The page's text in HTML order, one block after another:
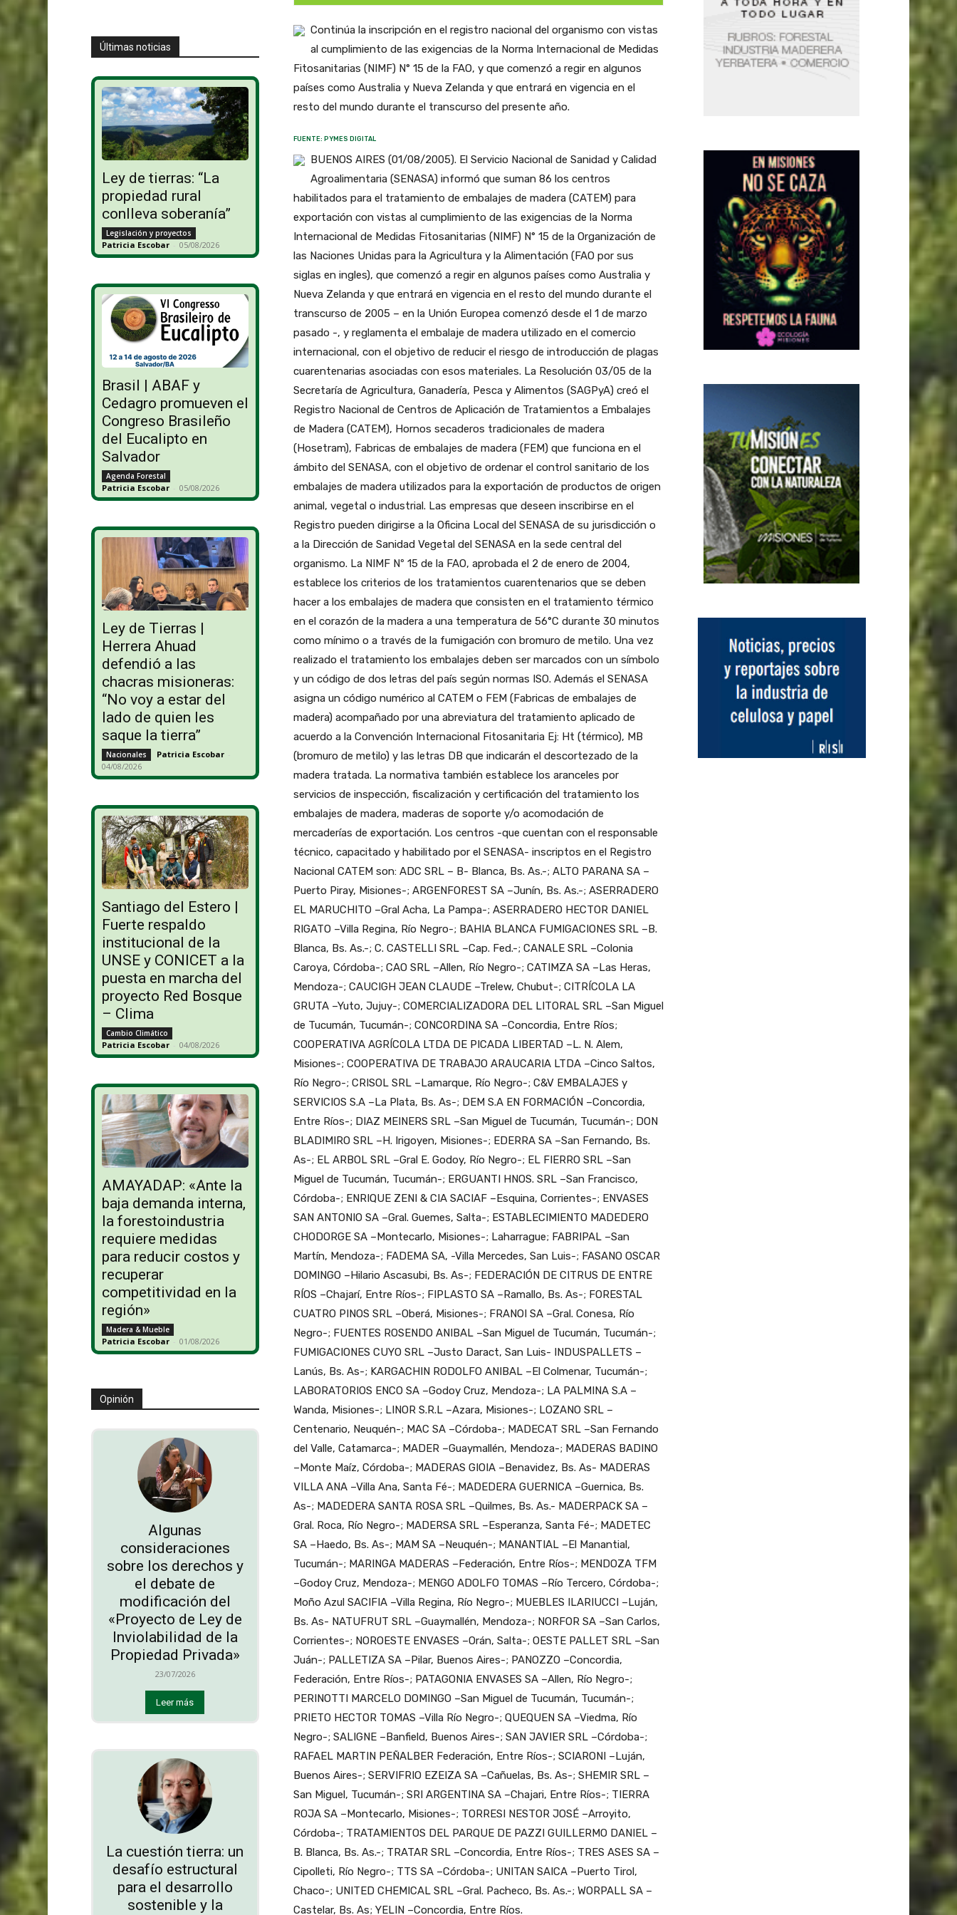
Últimas noticias
Ley de tierras: “La
propiedad rural
conlleva soberanía”
Legislación y proyectos
Patricia Escobar - 05/08/2026
Brasil | ABAF y
Cedagro promueven el
Congreso Brasileño
del Eucalipto en
Salvador
Agenda Forestal
Patricia Escobar - 05/08/2026
Ley de Tierras |
Herrera Ahuad
defendió a las
chacras misioneras:
“No voy a estar del
lado de quien les
saque la tierra”
Nacionales Patricia Escobar -
04/08/2026
Santiago del Estero |
Fuerte respaldo
institucional de la
UNSE y CONICET a la
puesta en marcha del
proyecto Red Bosque
– Clima
Cambio Climático
Patricia Escobar - 04/08/2026
AMAYADAP: «Ante la
baja demanda interna,
la forestoindustria
requiere medidas
para reducir costos y
recuperar
competitividad en la
región»
Madera & Mueble
Patricia Escobar - 01/08/2026
Opinión
Algunas
consideraciones
sobre los derechos y
el debate de
modificación del
«Proyecto de Ley de
Inviolabilidad de la
Propiedad Privada»
23/07/2026
Leer más
La cuestión tierra: un
desafío estructural
para el desarrollo
sostenible y la
Continúa la inscripción en el registro nacional del organismo con vistas
al cumplimiento de las exigencias de la Norma Internacional de Medidas
Fitosanitarias (NIMF) N° 15 de la FAO, y que comenzó a regir en algunos
países como Australia y Nueva Zelanda y que entrará en vigencia en el
resto del mundo durante el transcurso del presente año.
FUENTE: PYMES DIGITAL
BUENOS AIRES (01/08/2005). El Servicio Nacional de Sanidad y Calidad
Agroalimentaria (SENASA) informó que suman 86 los centros
habilitados para el tratamiento de embalajes de madera (CATEM) para
exportación con vistas al cumplimiento de las exigencias de la Norma
Internacional de Medidas Fitosanitarias (NIMF) N° 15 de la Organización de
las Naciones Unidas para la Agricultura y la Alimentación (FAO por sus
siglas en ingles), que comenzó a regir en algunos países como Australia y
Nueva Zelanda y que entrará en vigencia en el resto del mundo durante el
transcurso de 2005 – en la Unión Europea comenzó desde el 1 de marzo
pasado -, y reglamenta el embalaje de madera utilizado en el comercio
internacional, con el objetivo de reducir el riesgo de introducción de plagas
cuarentenarias asociadas con esos materiales. La Resolución 03/05 de la
Secretaría de Agricultura, Ganadería, Pesca y Alimentos (SAGPyA) creó el
Registro Nacional de Centros de Aplicación de Tratamientos a Embalajes
de Madera (CATEM), Hornos secaderos tradicionales de madera
(Hosetram), Fabricas de embalajes de madera (FEM) que funciona en el
ámbito del SENASA, con el objetivo de ordenar el control sanitario de los
embalajes de madera utilizados para la exportación de productos de origen
animal, vegetal o industrial. Las empresas que deseen inscribirse en el
Registro pueden dirigirse a la Oficina Local del SENASA de su jurisdicción o
a la Dirección de Sanidad Vegetal del SENASA en la sede central del
organismo. La NIMF Nº 15 de la FAO, aprobada el 2 de enero de 2004,
establece los criterios de los tratamientos cuarentenarios que se deben
hacer a los embalajes de madera que consisten en el tratamiento térmico
en el corazón de la madera a una temperatura de 56°C durante 30 minutos
como mínimo o a través de la fumigación con bromuro de metilo. Una vez
realizado el tratamiento los embalajes deben ser marcados con un símbolo
y un código de dos letras del país según normas ISO. Además el SENASA
asigna un código numérico al CATEM o FEM (Fabricas de embalajes de
madera) acompañado por una abreviatura del tratamiento aplicado de
acuerdo a la Convención Internacional Fitosanitaria Ej: Ht (térmico), MB
(bromuro de metilo) y las letras DB que indicarán el descortezado de la
madera tratada. La normativa también establece los aranceles por
servicios de inspección, fiscalización y certificación del tratamiento los
embalajes de madera, maderas de soporte y/o acomodación de
mercaderías de exportación. Los centros -que cuentan con el responsable
técnico, capacitado y habilitado por el SENASA- inscriptos en el Registro
Nacional CATEM son: ADC SRL – B- Blanca, Bs. As.-; ALTO PARANA SA –
Puerto Piray, Misiones-; ARGENFOREST SA –Junín, Bs. As.-; ASERRADERO
EL MARUCHITO –Gral Acha, La Pampa-; ASERRADERO HECTOR DANIEL
RIGATO –Villa Regina, Río Negro-; BAHIA BLANCA FUMIGACIONES SRL –B.
Blanca, Bs. As.-; C. CASTELLI SRL –Cap. Fed.-; CANALE SRL –Colonia
Caroya, Córdoba-; CAO SRL –Allen, Río Negro-; CATIMZA SA –Las Heras,
Mendoza-; CAUCIGH JEAN CLAUDE –Trelew, Chubut-; CITRÍCOLA LA
GRUTA –Yuto, Jujuy-; COMERCIALIZADORA DEL LITORAL SRL –San Miguel
de Tucumán, Tucumán-; CONCORDINA SA –Concordia, Entre Ríos;
COOPERATIVA AGRÍCOLA LTDA DE PICADA LIBERTAD –L. N. Alem,
Misiones-; COOPERATIVA DE TRABAJO ARAUCARIA LTDA –Cinco Saltos,
Río Negro-; CRISOL SRL –Lamarque, Río Negro-; C&V EMBALAJES y
SERVICIOS S.A –La Plata, Bs. As-; DEM S.A EN FORMACIÓN –Concordia,
Entre Ríos-; DIAZ MEINERS SRL –San Miguel de Tucumán, Tucumán-; DON
BLADIMIRO SRL –H. Irigoyen, Misiones-; EDERRA SA –San Fernando, Bs.
As-; EL ARBOL SRL –Gral E. Godoy, Río Negro-; EL FIERRO SRL –San
Miguel de Tucumán, Tucumán-; ERGUANTI HNOS. SRL –San Francisco,
Córdoba-; ENRIQUE ZENI & CIA SACIAF –Esquina, Corrientes-; ENVASES
SAN ANTONIO SA –Gral. Guemes, Salta-; ESTABLECIMIENTO MADEDERO
CHODORGE SA –Montecarlo, Misiones-; Laharrague; FABRIPAL –San
Martín, Mendoza-; FADEMA SA, -Villa Mercedes, San Luis-; FASANO OSCAR
DOMINGO –Hilario Ascasubi, Bs. As-; FEDERACIÓN DE CITRUS DE ENTRE
RÍOS –Chajarí, Entre Ríos-; FIPLASTO SA –Ramallo, Bs. As-; FORESTAL
CUATRO PINOS SRL –Oberá, Misiones-; FRANOI SA –Gral. Conesa, Río
Negro-; FUENTES ROSENDO ANIBAL –San Miguel de Tucumán, Tucumán-;
FUMIGACIONES CUYO SRL –Justo Daract, San Luis- INDUSPALLETS –
Lanús, Bs. As-; KARGACHIN RODOLFO ANIBAL –El Colmenar, Tucumán-;
LABORATORIOS ENCO SA –Godoy Cruz, Mendoza-; LA PALMINA S.A –
Wanda, Misiones-; LINOR S.R.L –Azara, Misiones-; LOZANO SRL –
Centenario, Neuquén-; MAC SA –Córdoba-; MADECAT SRL –San Fernando
del Valle, Catamarca-; MADER –Guaymallén, Mendoza-; MADERAS BADINO
–Monte Maíz, Córdoba-; MADERAS GIOIA –Benavidez, Bs. As- MADERAS
VILLA ANA –Villa Ana, Santa Fé-; MADEDERA GUERNICA –Guernica, Bs.
As-; MADEDERA SANTA ROSA SRL –Quilmes, Bs. As.- MADERPACK SA –
Gral. Roca, Río Negro-; MADERSA SRL –Esperanza, Santa Fé-; MADETEC
SA –Haedo, Bs. As-; MAM SA –Neuquén-; MANANTIAL –El Manantial,
Tucumán-; MARINGA MADERAS –Federación, Entre Ríos-; MENDOZA TFM
–Godoy Cruz, Mendoza-; MENGO ADOLFO TOMAS –Río Tercero, Córdoba-;
Moño Azul SACIFIA –Villa Regina, Río Negro-; MUEBLES ILARIUCCI –Luján,
Bs. As- NATUFRUT SRL –Guaymallén, Mendoza-; NORFOR SA –San Carlos,
Corrientes-; NOROESTE ENVASES –Orán, Salta-; OESTE PALLET SRL –San
Juán-; PALLETIZA SA –Pilar, Buenos Aires-; PANOZZO –Concordia,
Federación, Entre Ríos-; PATAGONIA ENVASES SA –Allen, Río Negro-;
PERINOTTI MARCELO DOMINGO –San Miguel de Tucumán, Tucumán-;
PRIETO HECTOR TOMAS –Villa Río Negro-; QUEQUEN SA –Viedma, Río
Negro-; SALIGNE –Banfield, Buenos Aires-; SAN JAVIER SRL –Córdoba-;
RAFAEL MARTIN PEÑALBER Federación, Entre Ríos-; SCIARONI –Luján,
Buenos Aires-; SERVIFRIO EZEIZA SA –Cañuelas, Bs. As-; SHEMIR SRL –
San Miguel, Tucumán-; SRI ARGENTINA SA –Chajari, Entre Ríos-; TIERRA
ROJA SA –Montecarlo, Misiones-; TORRESI NESTOR JOSÉ –Arroyito,
Córdoba-; TRATAMIENTOS DEL PARQUE DE PAZZI GUILLERMO DANIEL –
B. Blanca, Bs. As.-; TRATAR SRL –Concordia, Entre Ríos-; TRES ASES SA –
Cipolleti, Río Negro-; TTS SA –Córdoba-; UNITAN SAICA –Puerto Tirol,
Chaco-; UNITED CHEMICAL SRL –Gral. Pacheco, Bs. As.-; WORPALL SA –
Castelar, Bs. As; YELIN –Concordia, Entre Ríos.